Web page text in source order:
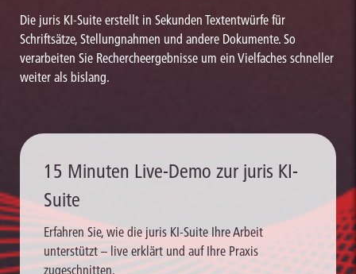
Die juris KI-Suite erstellt in Sekunden Textentwürfe für
Schriftsätze, Stellungnahmen und andere Dokumente. So
verarbeiten Sie Rechercheergebnisse um ein Vielfaches schneller
weiter als bislang.
15 Minuten Live-Demo zur juris KI-
Suite
Erfahren Sie, wie die juris KI-Suite Ihre Arbeit
unterstützt – live erklärt und auf Ihre Praxis
zugeschnitten.